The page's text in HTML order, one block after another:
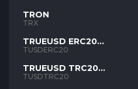
TRON
TRX
TRUEUSD ERC20
TUSD
TUSDERC20
TRUEUSD TRC20
TUSD
TUSDTRC20